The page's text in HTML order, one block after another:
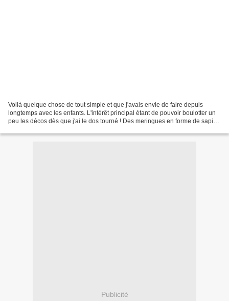
Voilà quelque chose de tout simple et que j'avais envie de faire depuis
longtemps avec les enfants. L'intérêt principal étant de pouvoir boulotter un
peu les décos dès que j'ai le dos tourné ! Des meringues en forme de sapin
Publicité